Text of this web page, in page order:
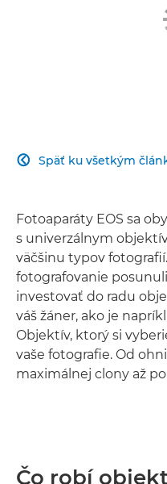
Späť ku všetkým

Fotoaparáty EOS sa
s univerzálnym
väčšinu typov
fotografovanie
investovať do radu
váš žáner, ako je
Objektív, ktorý si
vaše fotografie. Od
maximálnej clony až
Čo robí